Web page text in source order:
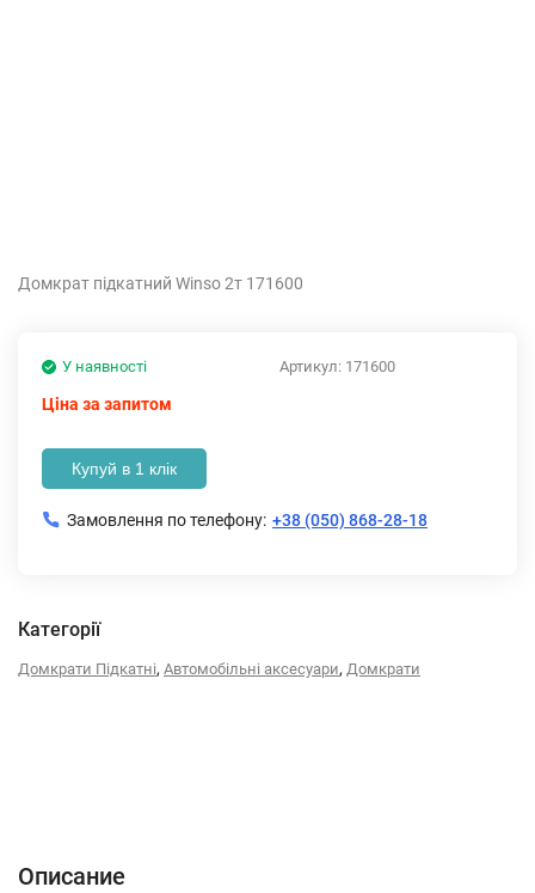
Домкрат підкатний Winso 2т 171600
Артикул: 171600
У наявності
Ціна за запитом
Купуй в 1 клік
Замовлення по телефону: +38 (050) 868-28-18
Категорії
Домкрати Підкатні, Автомобільні аксесуари, Домкрати
Описание